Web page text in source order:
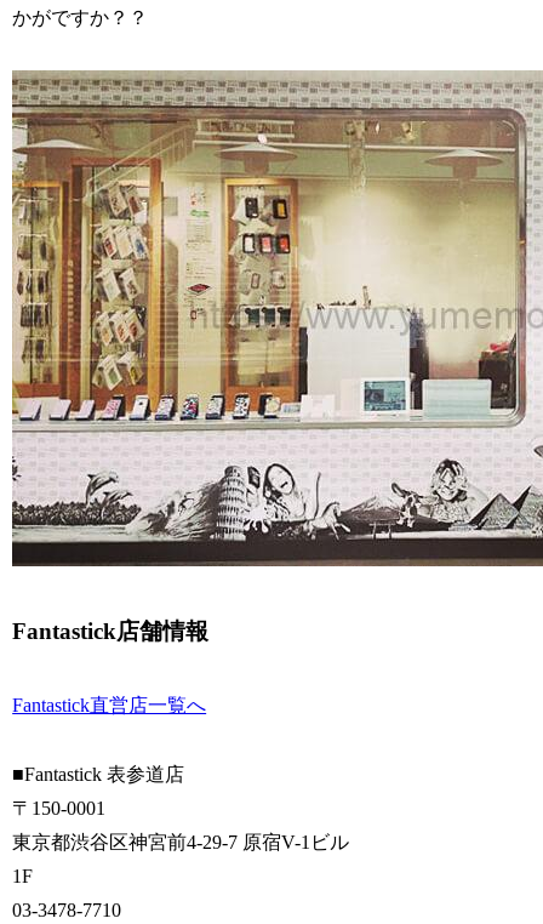
かがですか？？
Fantastick店舗情報
Fantastick直営店一覧へ
■Fantastick 表参道店
〒150-0001
東京都渋谷区神宮前4-29-7 原宿V-1ビル
1F
03-3478-7710